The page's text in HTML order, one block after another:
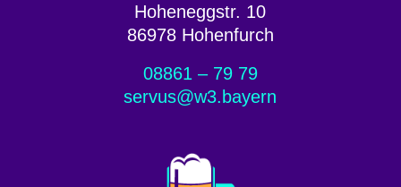
Hoheneggstr. 10
86978 Hohenfurch
08861 – 79 79
servus@w3.bayern